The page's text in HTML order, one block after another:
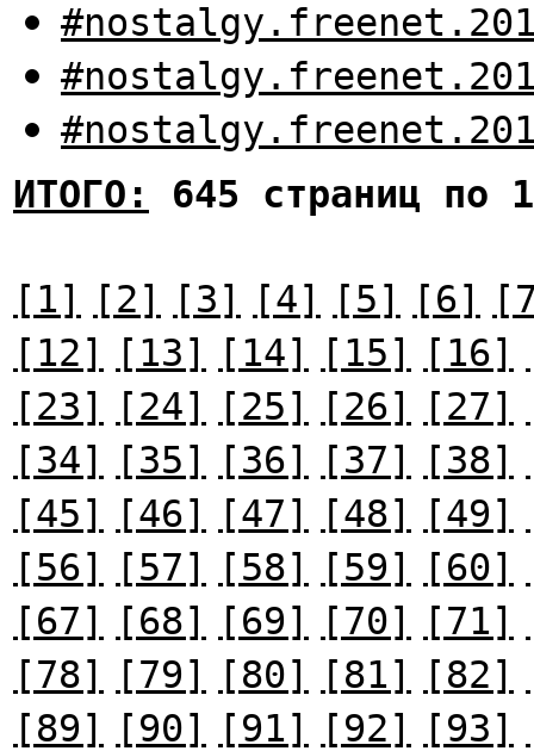
ИТОГО:
645 страниц по
[1] [2] [3] [4] [5] [6]
[12]
[13] [14] [15] [16]
[23]
[24] [25] [26] [27]
[34]
[35] [36] [37] [38]
[45]
[46] [47] [48] [49]
[56]
[57] [58] [59] [60]
[67]
[68] [69] [70] [71]
[78]
[79] [80] [81] [82]
[89]
[90] [91] [92] [93]